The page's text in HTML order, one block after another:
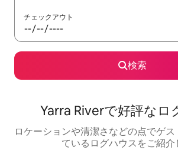
チェックアウト
検索
Yarra Riverで好評なロ
ロケーションや清潔さなどの点でゲ
ているログハウスをご紹介